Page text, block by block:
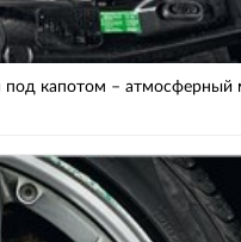
под капотом – атмосферный